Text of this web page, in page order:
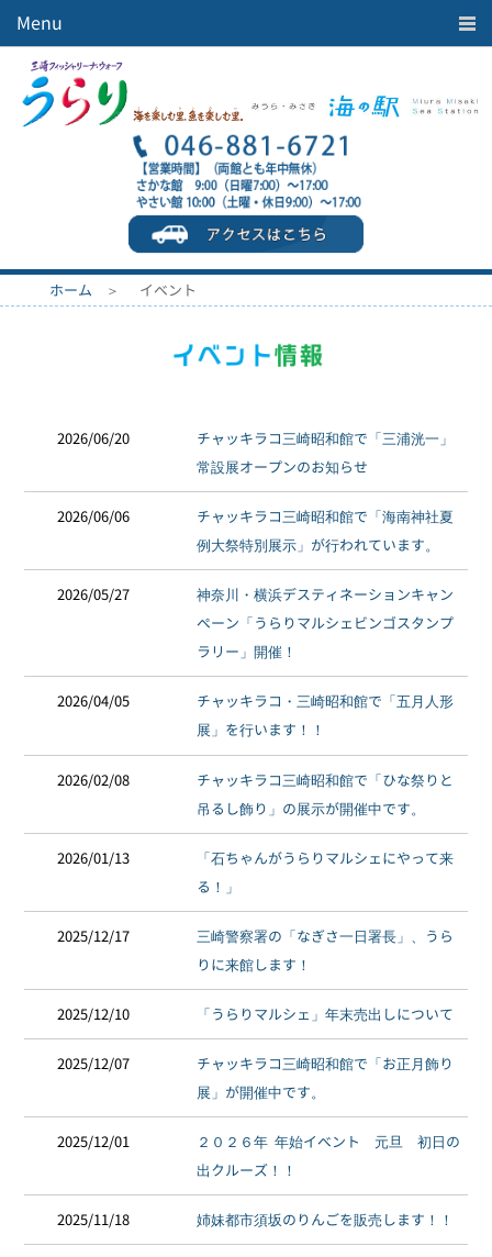
Menu
うらりマルシェ
海を楽しむ
まちを楽しむ
イベント情報
みうら映画舎
うらりBBQ
ホーム ＞ イベント
2026/06/20
チャッキラコ三崎昭和館で「三浦洸一」
常設展オープンのお知らせ
2026/06/06
チャッキラコ三崎昭和館で「海南神社夏
例大祭特別展示」が行われています。
2026/05/27
神奈川・横浜デスティネーションキャン
ペーン「うらりマルシェビンゴスタンプ
ラリー」開催！
2026/04/05
チャッキラコ・三崎昭和館で「五月人形
展」を行います！！
2026/02/08
チャッキラコ三崎昭和館で「ひな祭りと
吊るし飾り」の展示が開催中です。
2026/01/13
「石ちゃんがうらりマルシェにやって来
る！」
2025/12/17
三崎警察署の「なぎさ一日署長」、うら
りに来館します！
2025/12/10 「うらりマルシェ」年末売出しについて
2025/12/07
チャッキラコ三崎昭和館で「お正月飾り
展」が開催中です。
2025/12/01
２０２６年 年始イベント 元旦 初日の
出クルーズ！！
2025/11/18 姉妹都市須坂のりんごを販売します！！